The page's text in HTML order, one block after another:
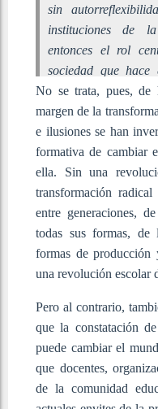
sin
instituciones de
entonces el rol
sociedad que
general (Laval y
No se trata, pues, de
margen de la
e ilusiones se han
formativa de cambiar
ella. Sin una
transformación
entre generaciones,
todas sus formas, de
formas de
una revolución escolar
Pero al contrario,
que la constatación
puede cambiar el
que docentes,
de la comunidad